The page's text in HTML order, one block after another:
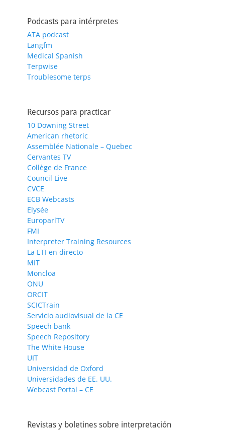
Podcasts para intérpretes
ATA podcast
Langfm
Medical Spanish
Terpwise
Troublesome terps
Recursos para practicar
10 Downing Street
American rhetoric
Assemblée Nationale – Quebec
Cervantes TV
Collège de France
Council Live
CVCE
ECB Webcasts
Elysée
EuroparlTV
FMI
Interpreter Training Resources
La ETI en directo
MIT
Moncloa
ONU
ORCIT
SCICTrain
Servicio audiovisual de la CE
Speech bank
Speech Repository
The White House
UIT
Universidad de Oxford
Universidades de EE. UU.
Webcast Portal – CE
Revistas y boletines sobre interpretación